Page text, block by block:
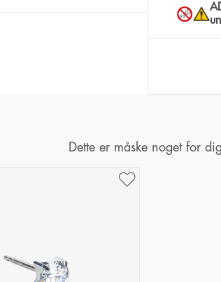
Dette er måske noget for